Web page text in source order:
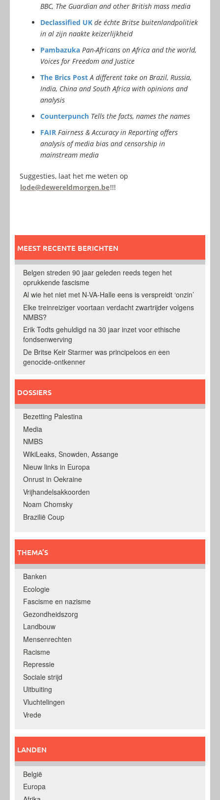
BBC, The Guardian and other British mass media
Declassified UK de échte Britse buitenlandpolitiek
in al zijn naakte keizerlijkheid
Pambazuka Pan-Africans on Africa and the world,
Voices for Freedom and Justice
The Brics Post A different take on Brazil, Russia,
India, China and South Africa with opinions and
analysis
Counterpunch Tells the facts, names the names
FAIR Fairness & Accuracy in Reporting offers
analysis of media bias and censorship in
mainstream media
Suggesties, laat het me weten op
lode@dewereldmorgen.be!!!
MEEST RECENTE BERICHTEN
Belgen streden 90 jaar geleden reeds tegen het
oprukkende fascisme
Al wie het niet met N-VA-Halle eens is verspreidt ‘onzin’
Elke treinreiziger voortaan verdacht zwartrijder volgens
NMBS?
Erik Todts gehuldigd na 30 jaar inzet voor ethische
fondsenwerving
De Britse Keir Starmer was principeloos en een
genocide-ontkenner
DOSSIERS
Bezetting Palestina
Media
NMBS
WikiLeaks, Snowden, Assange
Nieuw links in Europa
Onrust in Oekraine
Vrijhandelsakkoorden
Noam Chomsky
Brazilië Coup
THEMA’S
Banken
Ecologie
Fascisme en nazisme
Gezondheidszorg
Landbouw
Mensenrechten
Racisme
Repressie
Sociale strijd
Uitbuiting
Vluchtelingen
Vrede
LANDEN
België
Europa